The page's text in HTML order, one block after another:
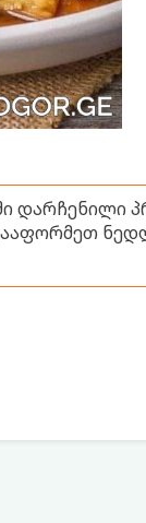
დარჩენილი